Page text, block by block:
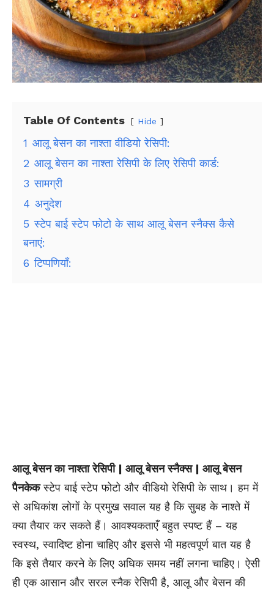
Table Of Contents Hide
1 आलू बेसन का नाश्ता वीडियो रेसिपी:
2 आलू बेसन का नाश्ता रेसिपी के लिए रेसिपी कार्ड:
3 सामग्री
4 अनुदेश
5 स्टेप बाई स्टेप फोटो के साथ आलू बेसन स्नैक्स कैसे
बनाएं:
6 टिप्पणियाँ:
आलू बेसन का नाश्ता रेसिपी | आलू बेसन स्नैक्स | आलू बेसन
पैनकेकस्टेप बाई स्टेप फोटो और वीडियो रेसिपी के साथ। हम में
से अधिकांश लोगों के प्रमुख सवाल यह है कि सुबह के नाश्ते में
क्या तैयार कर सकते हैं। आवश्यकताएँ बहुत स्पष्ट हैं – यह
स्वस्थ, स्वादिष्ट होना चाहिए और इससे भी महत्वपूर्ण बात यह है
कि इसे तैयार करने के लिए अधिक समय नहीं लगना चाहिए। ऐसी
ही एक आसान और सरल स्नैक रेसिपी है, आलू और बेसन की